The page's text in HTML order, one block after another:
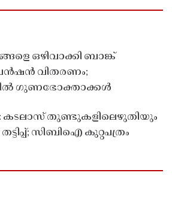
ഒഴിവാക്കി ബാങ്ക്
വിതരണം;
ഗുണഭോക്താക്കൾ
കടലാസ് തുണ്ടുകളിലെഴുതിയും
സിബിഐ കുറ്റപത്രം